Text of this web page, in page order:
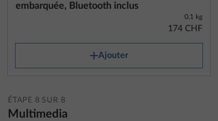
embarquée, Bluetooth inclus
0,1 kg
174 CHF
Ajouter
ÉTAPE 8 SUR 8
Multimedia